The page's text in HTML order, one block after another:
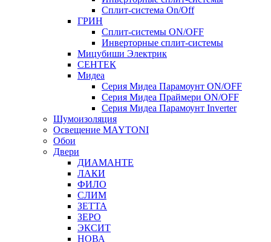
Сплит-система On/Off
ГРИН
Сплит-системы ON/OFF
Инверторные сплит-системы
Мицубиши Электрик
СЕНТЕК
Мидеа
Серия Мидеа Парамоунт ON/OFF
Серия Мидеа Праймери ON/OFF
Серия Мидеа Парамоунт Inverter
Шумоизоляция
Освещение MAYTONI
Обои
Двери
ДИАМАНТЕ
ЛАКИ
ФИЛО
СЛИМ
ЗЕТТА
ЗЕРО
ЭКСИТ
НОВА